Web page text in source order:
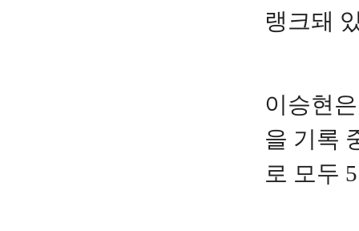
랭크돼
이승현
을 기록
로 모두